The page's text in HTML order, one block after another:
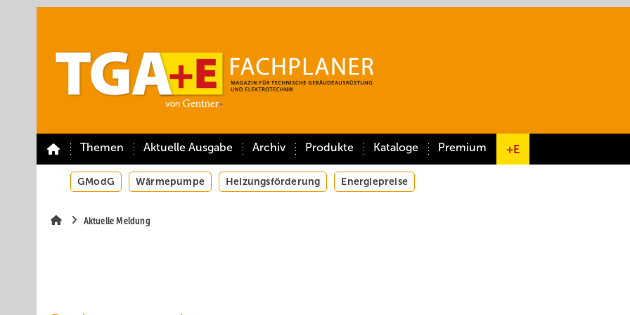
Themen Aktuelle Ausgabe Archiv Produkte Kataloge Premium +E
GModG Wärmepumpe Heizungsförderung Energiepreise
Aktuelle Meldung